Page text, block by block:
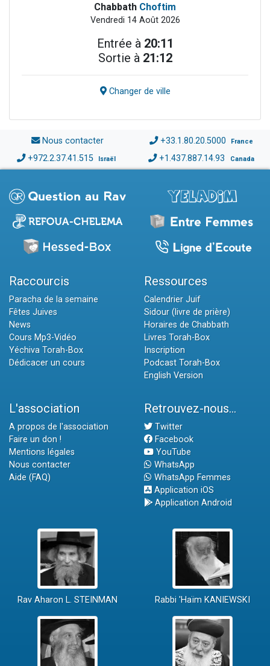
Chabbath Choftim
Vendredi 14 Août 2026
Entrée à 20:11
Sortie à 21:12
Changer de ville
Nous contacter +33.1.80.20.5000 France
+972.2.37.41.515 Israël +1.437.887.14.93 Canada
Raccourcis
Paracha de la semaine
Fêtes Juives
News
Cours Mp3-Vidéo
Yéchiva Torah-Box
Dédicacer un cours
Ressources
Calendrier Juif
Sidour (livre de prière)
Horaires de Chabbath
Livres Torah-Box
Inscription
Podcast Torah-Box
English Version
L'association
A propos de l'association
Faire un don !
Mentions légales
Nous contacter
Aide (FAQ)
Retrouvez-nous...
Twitter
Facebook
YouTube
WhatsApp
WhatsApp Femmes
Application iOS
Application Android
Rav Aharon L. STEINMAN Rabbi 'Haïm KANIEWSKI